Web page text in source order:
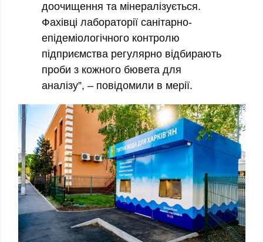
доочищення та мінералізується.
Фахівці лабораторії санітарно-
епідеміологічного контролю
підприємства регулярно відбирають
проби з кожного бювета для
аналізу”, – повідомили в мерії.